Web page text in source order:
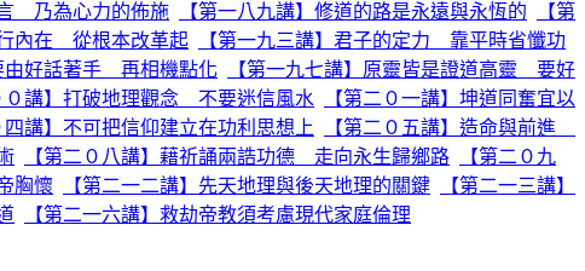
言 乃為心力的佈施 【第一八九講】修道的路是永遠與永恆的
【第
內在 從根本改革起
【第一九三講】君子的定力 靠平時省懺功
由好話著手 再相機點化
【第一九七講】原靈皆是證道高靈 要好
０講】打破地理觀念 不要迷信風水
【第二０一講】坤道同奮宜以
四講】不可把信仰建立在功利思想上
【第二０五講】造命與前進
【第二０八講】藉祈誦兩誥功德 走向永生歸鄉路
【第二０九
胸懷 【第二一二講】先天地理與後天地理的關鍵
【第二一三講】
【第二一六講】救劫帝教須考慮現代家庭倫理